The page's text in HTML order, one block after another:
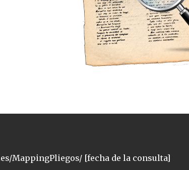
MappingPliegos/ [fecha de la consulta]